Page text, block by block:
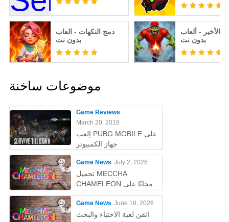
دمج النكهات - العاب
بدون نت
الأخير - ألعاب
بدون نت
موضوعات ساخنة
Game Reviews
March 20, 2019
إلعب PUBG MOBILE على
جهاز الكمبيوتر
Game News July 2, 2026
تحميل MECCHA
CHAMELEON مجانًا على
الكمبيوتر
Game News June 18, 2026
اتقن لعبة الاختباء والبحث